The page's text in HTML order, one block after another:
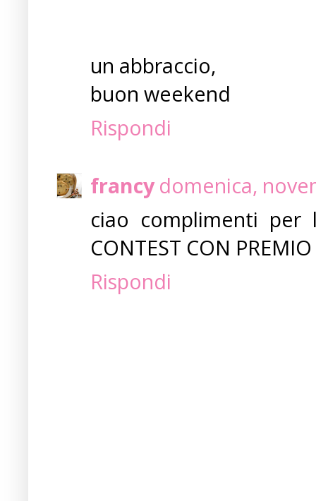
un abbraccio,
buon weekend
Rispondi
francy domenica,
ciao complimenti per
CONTEST CON
Rispondi